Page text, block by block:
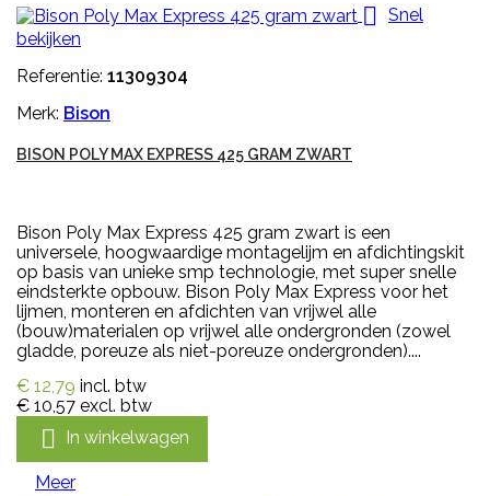
 Snel
bekijken
Referentie: 11309304
Merk: Bison
BISON POLY MAX EXPRESS 425 GRAM ZWART
Bison Poly Max Express 425 gram zwart is een
universele, hoogwaardige montagelijm en afdichtingskit
op basis van unieke smp technologie, met super snelle
eindsterkte opbouw. Bison Poly Max Express voor het
lijmen, monteren en afdichten van vrijwel alle
(bouw)materialen op vrijwel alle ondergronden (zowel
gladde, poreuze als niet-poreuze ondergronden)....
€ 12,79 incl. btw
€ 10,57 excl. btw
 In winkelwagen
Meer